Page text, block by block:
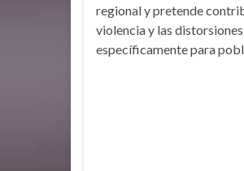
regional y pretende
violencia y las
específicamente para